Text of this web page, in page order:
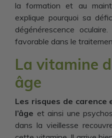
la formation et au
explique pourquoi sa
dégénérescence
favorable dans le
La vitamine
âge
Les risques de carence
l’âge et ainsi une
dans la vieillesse